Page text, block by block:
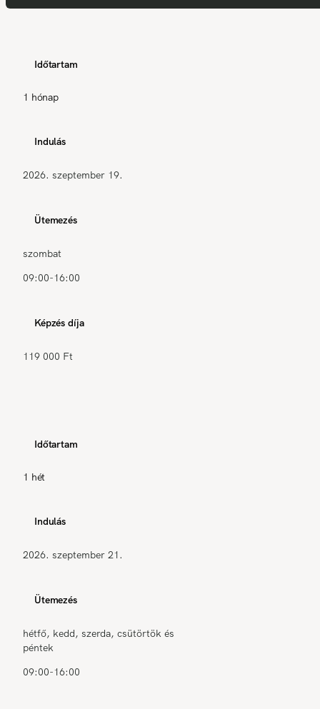
Időtartam
1 hónap
Indulás
2026. szeptember 19.
Ütemezés
szombat
09:00-16:00
Képzés díja
119 000 Ft
Időtartam
1 hét
Indulás
2026. szeptember 21.
Ütemezés
hétfő, kedd, szerda, csütörtök és
péntek
09:00-16:00